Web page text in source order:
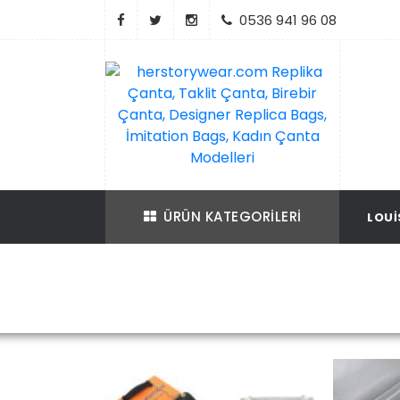
0536 941 96 08
İmitation Bags, Kadın Çanta Modelleri
ÜRÜN KATEGORILERI